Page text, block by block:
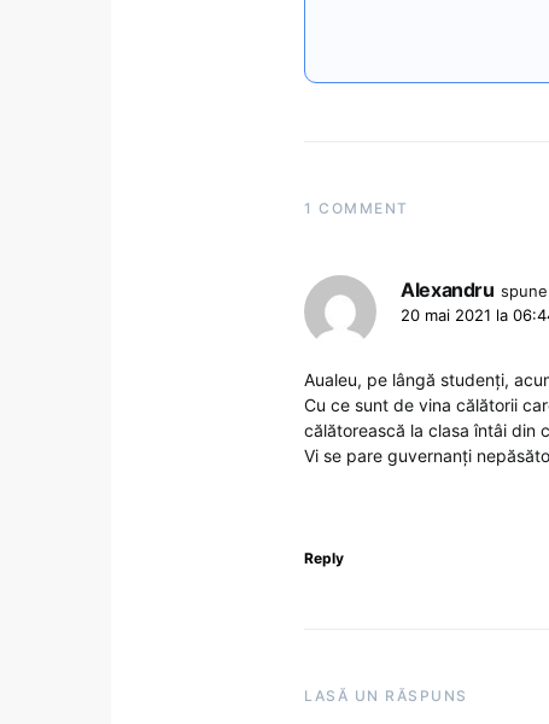
1 COMMENT
Alexandru
20 mai 2021 la
Aualeu, pe lângă studenți,
Cu ce sunt de vina călătorii
călătorească la clasa întâi din
Vi se pare guvernanți
Reply
LASĂ UN RĂSPUNS